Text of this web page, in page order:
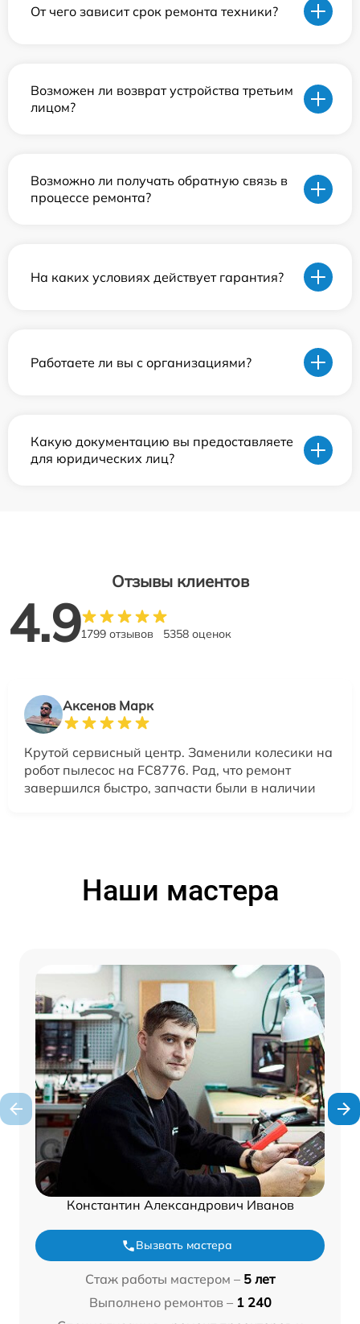
От чего зависит срок ремонта техники?
Возможен ли возврат устройства третьим
лицом?
Возможно ли получать обратную связь в
процессе ремонта?
На каких условиях действует гарантия?
Работаете ли вы с организациями?
Какую документацию вы предоставляете
для юридических лиц?
Отзывы клиентов
4.91799 отзывов 5358 оценок
Аксенов Марк
Крутой сервисный центр. Заменили колесики на
робот пылесос на FC8776. Рад, что ремонт
завершился быстро, запчасти были в наличии
Наши мастера
Константин Александрович Иванов
Вызвать мастера
Стаж работы мастером – 5 лет
Выполнено ремонтов – 1 240